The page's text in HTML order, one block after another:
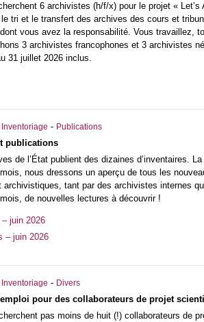
6 archivistes (h/f/x) pour le projet «
tri et le transfert des archives des cours et
vous avez la responsabilité. Vous travaillez,
3 archivistes francophones et 3 archivistes
31 juillet 2026 inclus.
Inventoriage - Publications
publications
de l’État publient des dizaines d’inventaires.
nous dressons un aperçu de tous les
archivistiques, tant par des archivistes internes
de nouvelles lectures à découvrir !
juin 2026
– juin 2026
Inventoriage - Divers
pour des collaborateurs de projet
pas moins de huit (!) collaborateurs de